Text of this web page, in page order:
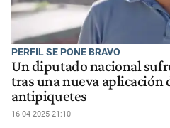
PERFIL SE PONE BRAVO
Un diputado nacional
tras una nueva aplicación
antipiquetes
16-04-2025 21:10